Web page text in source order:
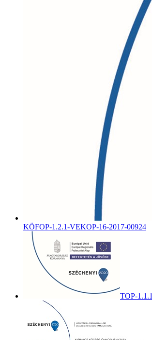
KÖFOP-1.2.1-VEKOP-16-2017-00924
TOP-1.1.1